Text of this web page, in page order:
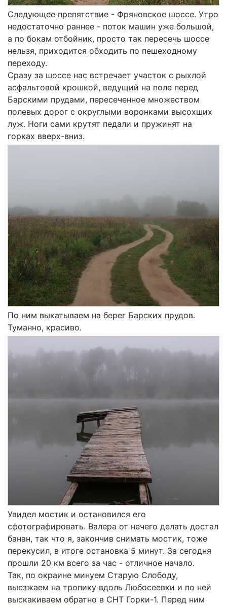
Следующее препятствие - Фряновское шоссе. Утро
недостаточно раннее - поток машин уже большой,
а по бокам отбойник, просто так пересечь шоссе
нельзя, приходится обходить по пешеходному
переходу.
Сразу за шоссе нас встречает участок с рыхлой
асфальтовой крошкой, ведущий на поле перед
Барскими прудами, пересеченное множеством
полевых дорог с округлыми воронками высохших
луж. Ноги сами крутят педали и пружинят на
горках вверх-вниз.
По ним выкатываем на берег Барских прудов.
Туманно, красиво.
Увидел мостик и остановился его
сфотографировать. Валера от нечего делать достал
банан, так что я, закончив снимать мостик, тоже
перекусил, в итоге остановка 5 минут. За сегодня
прошли 20 км всего за час - отличное начало.
Так, по окраине минуем Старую Слободу,
выезжаем на тропику вдоль Любосеевки и по ней
выскакиваем обратно в СНТ Горки-1. Перед ним